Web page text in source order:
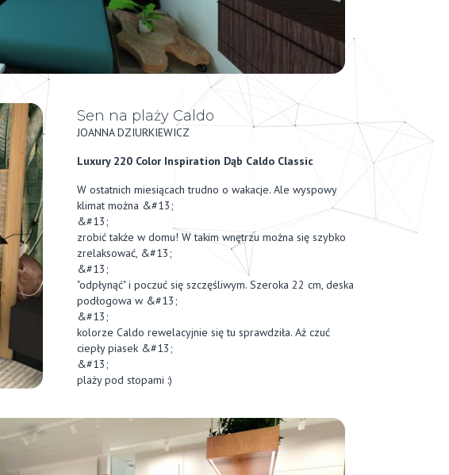
Sen na plaży Caldo
JOANNA DZIURKIEWICZ
Luxury 220 Color Inspiration Dąb Caldo Classic
W ostatnich miesiącach trudno o wakacje. Ale wyspowy
klimat można &#13;
&#13;
zrobić także w domu! W takim wnętrzu można się szybko
zrelaksować, &#13;
&#13;
"odpłynąć" i poczuć się szczęśliwym. Szeroka 22 cm, deska
podłogowa w &#13;
&#13;
kolorze Caldo rewelacyjnie się tu sprawdziła. Aż czuć
ciepły piasek &#13;
&#13;
plaży pod stopami :)